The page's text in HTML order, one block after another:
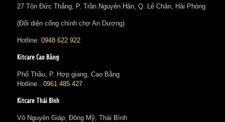
27 Tôn Đức Thắng, P. Trần Nguyên Hãn, Q. Lê Chân, Hải Phòng
(Đối diện cổng chính chợ An Dương)
Hotline: 0948 622 922
Kitcare Cao Bằng
Phố Thầu, P. Hợp giang, Cao Bằng
Hotline : 0961 485 427
Kitcare Thái Bình
Võ Nguyên Giáp, Đông Mỹ, Thái Bình